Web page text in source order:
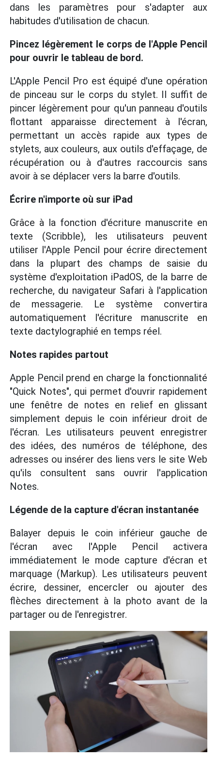
dans les paramètres pour s'adapter aux
habitudes d'utilisation de chacun.
Pincez légèrement le corps de l'Apple Pencil
pour ouvrir le tableau de bord.
L'Apple Pencil Pro est équipé d'une opération
de pinceau sur le corps du stylet. Il suffit de
pincer légèrement pour qu'un panneau d'outils
flottant apparaisse directement à l'écran,
permettant un accès rapide aux types de
stylets, aux couleurs, aux outils d'effaçage, de
récupération ou à d'autres raccourcis sans
avoir à se déplacer vers la barre d'outils.
Écrire n'importe où sur iPad
Grâce à la fonction d'écriture manuscrite en
texte (Scribble), les utilisateurs peuvent
utiliser l'Apple Pencil pour écrire directement
dans la plupart des champs de saisie du
système d'exploitation iPadOS, de la barre de
recherche, du navigateur Safari à l'application
de messagerie. Le système convertira
automatiquement l'écriture manuscrite en
texte dactylographié en temps réel.
Notes rapides partout
Apple Pencil prend en charge la fonctionnalité
"Quick Notes", qui permet d'ouvrir rapidement
une fenêtre de notes en relief en glissant
simplement depuis le coin inférieur droit de
l'écran. Les utilisateurs peuvent enregistrer
des idées, des numéros de téléphone, des
adresses ou insérer des liens vers le site Web
qu'ils consultent sans ouvrir l'application
Notes.
Légende de la capture d'écran instantanée
Balayer depuis le coin inférieur gauche de
l'écran avec l'Apple Pencil activera
immédiatement le mode capture d'écran et
marquage (Markup). Les utilisateurs peuvent
écrire, dessiner, encercler ou ajouter des
flèches directement à la photo avant de la
partager ou de l'enregistrer.